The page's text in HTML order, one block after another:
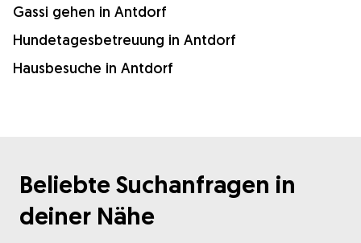
Gassi gehen in Antdorf
Hundetagesbetreuung in Antdorf
Hausbesuche in Antdorf
Beliebte Suchanfragen in
deiner Nähe